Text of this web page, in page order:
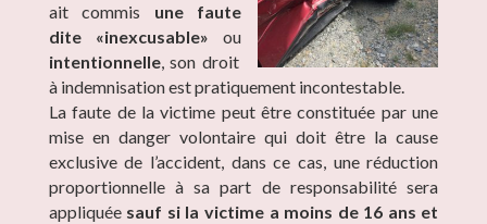
ait commis une faute
dite «inexcusable»ou
intentionnelle, son droit
à indemnisation est pratiquement incontestable.
La faute de la victime peut être constituée par une
mise en danger volontaire qui doit être la cause
exclusive de l’accident, dans ce cas, une réduction
proportionnelle à sa part de responsabilité sera
appliquée sauf si la victime a moins de 16 ans et